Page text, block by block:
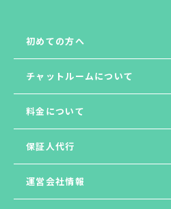
初めての方へ
チャットルームについて
料金について
保証人代行
運営会社情報